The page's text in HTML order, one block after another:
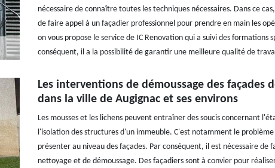
nécessaire de connaître toutes les techniques nécessaires. Dans ce
de faire appel à un façadier professionnel pour prendre en main les
on vous propose le service de IC Renovation qui a suivi des formations
conséquent, il a la possibilité de garantir une meilleure qualité de
Les interventions de démoussage des façades
dans la ville de Augignac et ses environs
Les mousses et les lichens peuvent entraîner des soucis concernant
l'isolation des structures d'un immeuble. C'est notamment le problème
présenter au niveau des façades. Par conséquent, il est nécessaire de
nettoyage et de démoussage. Des façadiers sont à convier pour